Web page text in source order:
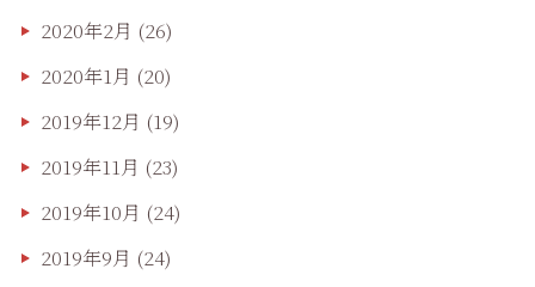
2020年2月 (26)
2020年1月 (20)
2019年12月 (19)
2019年11月 (23)
2019年10月 (24)
2019年9月 (24)